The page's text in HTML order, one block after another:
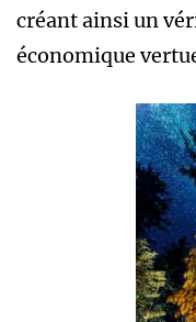
créant ainsi un
économique